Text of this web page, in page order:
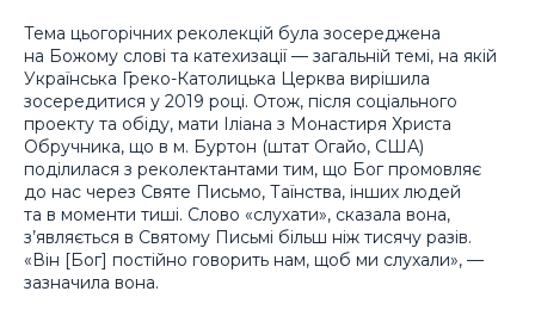
Тема цьогорічних реколекцій була зосереджена
на Божому слові та катехизації — загальній темі, на якій
Українська Греко-Католицька Церква вирішила
зосередитися у 2019 році. Отож, після соціального
проекту та обіду, мати Іліана з Монастиря Христа
Обручника, що в м. Буртон (штат Огайо, США)
поділилася з реколектантами тим, що Бог промовляє
до нас через Святе Письмо, Таїнства, інших людей
та в моменти тиші. Слово «слухати», сказала вона,
з’являється в Святому Письмі більш ніж тисячу разів.
«Він [Бог] постійно говорить нам, щоб ми слухали», —
зазначила вона.